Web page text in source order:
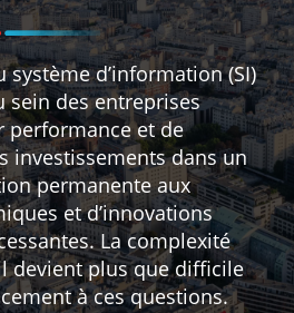
système d’information (SI)
sein des entreprises
performance et de
investissements dans un
permanente aux
et d’innovations
La complexité
devient plus que difficile
à ces questions.